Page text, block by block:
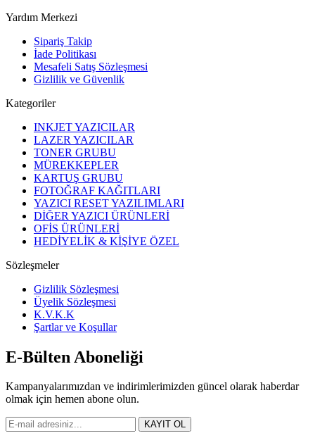
Yardım Merkezi
Sipariş Takip
İade Politikası
Mesafeli Satış Sözleşmesi
Gizlilik ve Güvenlik
Kategoriler
INKJET YAZICILAR
LAZER YAZICILAR
TONER GRUBU
MÜREKKEPLER
KARTUŞ GRUBU
FOTOĞRAF KAĞITLARI
YAZICI RESET YAZILIMLARI
DİĞER YAZICI ÜRÜNLERİ
OFİS ÜRÜNLERİ
HEDİYELİK & KİŞİYE ÖZEL
Sözleşmeler
Gizlilik Sözleşmesi
Üyelik Sözleşmesi
K.V.K.K
Şartlar ve Koşullar
E-Bülten Aboneliği
Kampanyalarımızdan ve indirimlerimizden güncel olarak haberdar
olmak için hemen abone olun.
KAYIT OL